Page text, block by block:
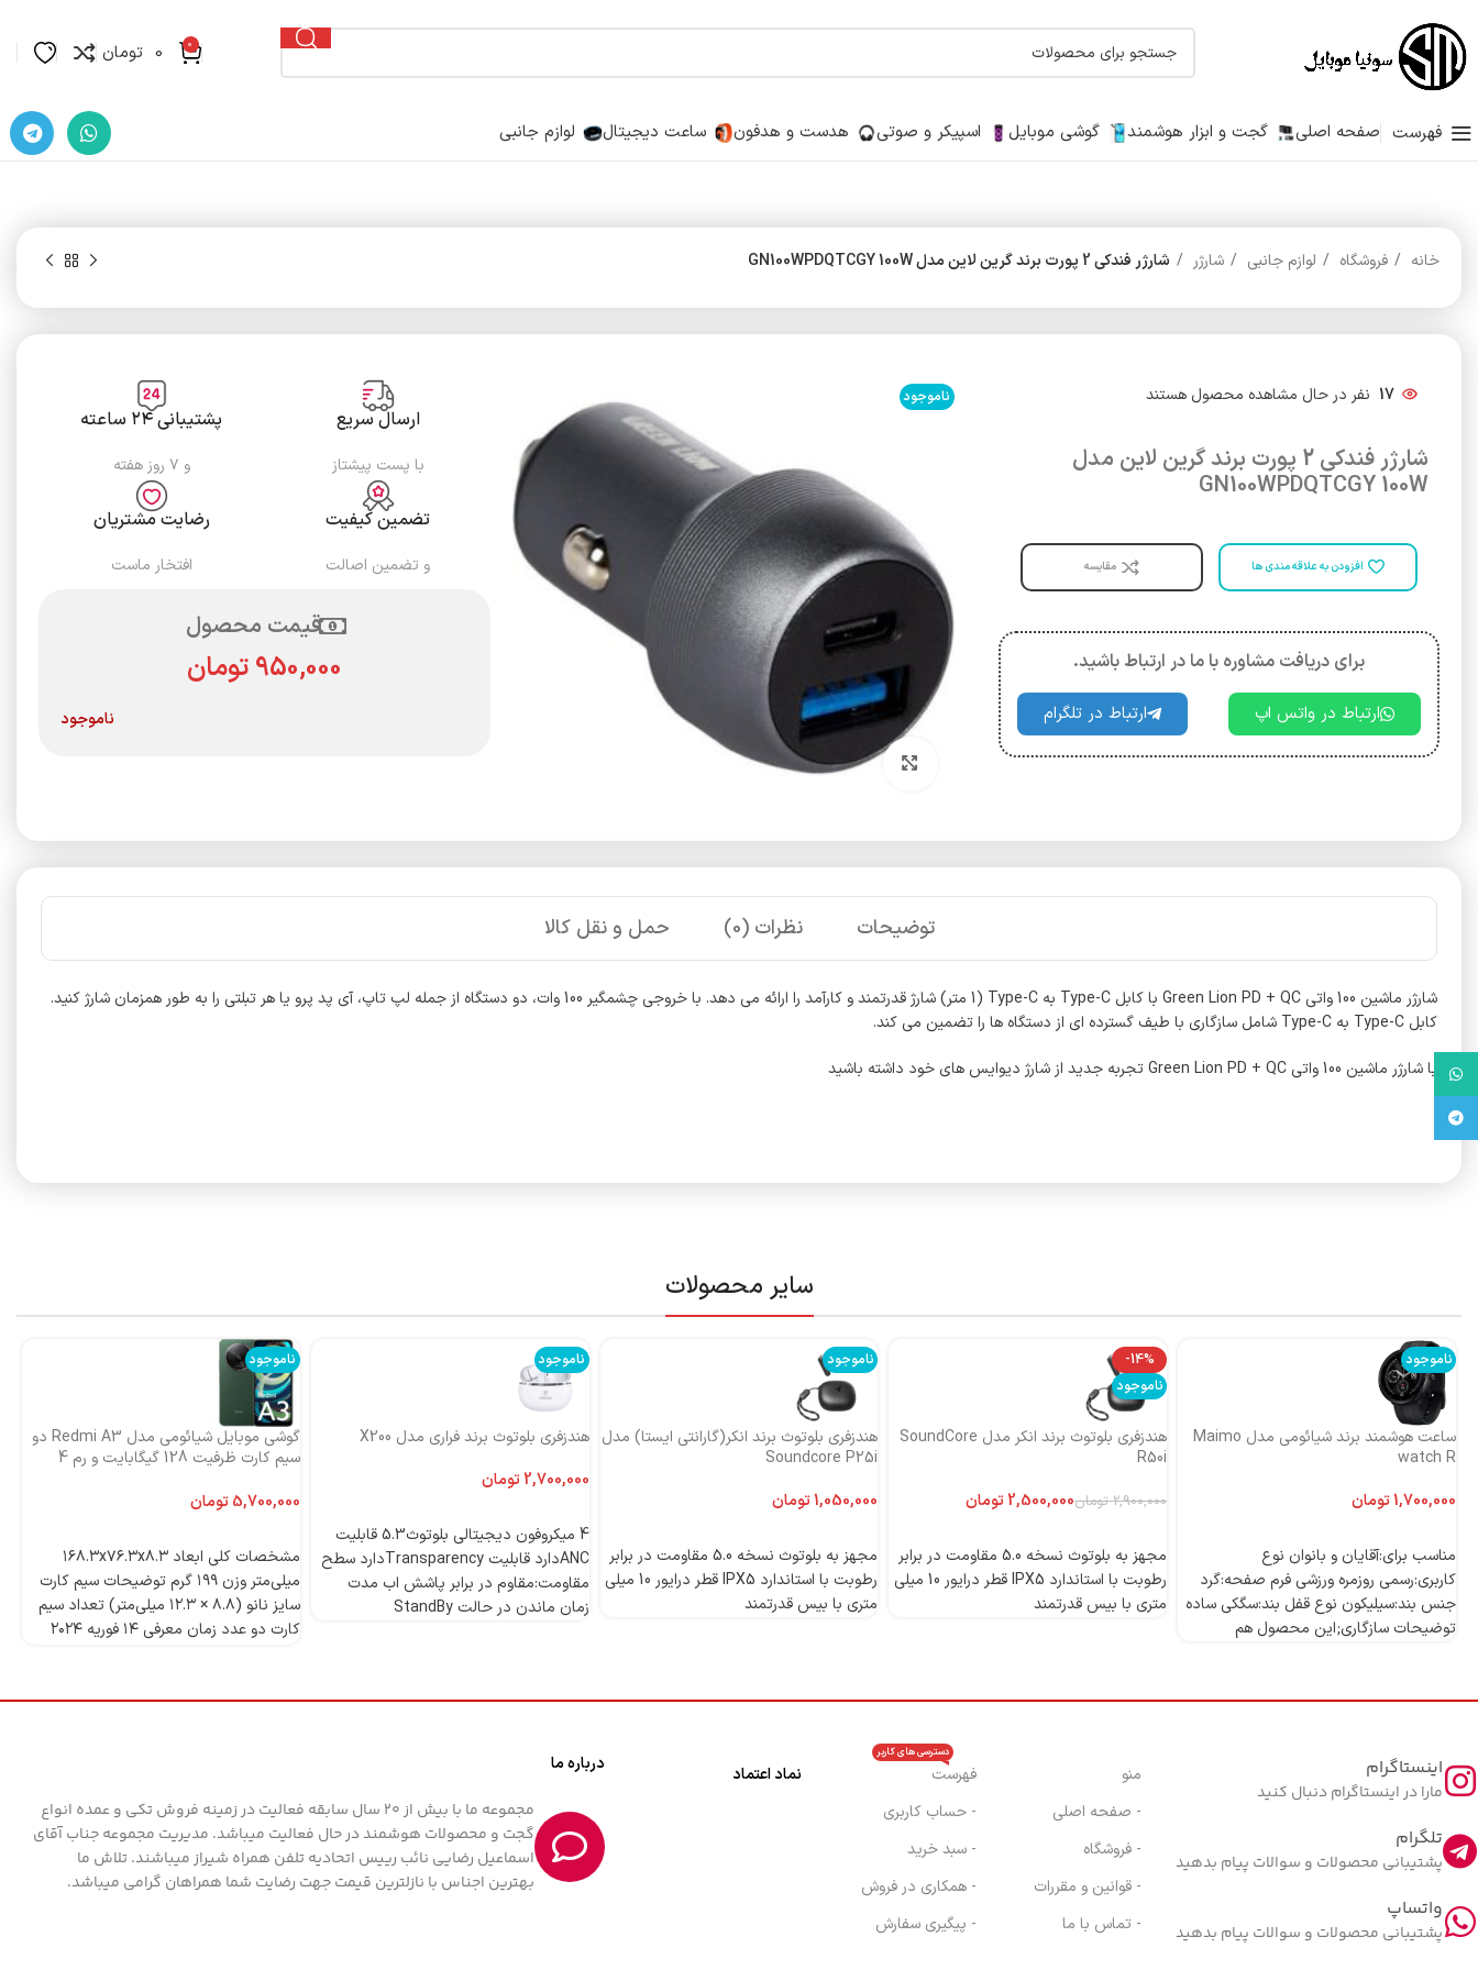
0
0 تومان
فهرست صفحه اصلی گجت و ابزار هوشمند گوشی موبایل اسپیکر و صوتی هدست و هدفون ساعت دیجیتال لوازم جانبی
خانه فروشگاه لوازم جانبی شارژر شارژر فندکی 2 پورت برند گرین لاین مدل GN100WPDQTCGY 100W
17 نفر در حال مشاهده محصول هستند
شارژر فندکی 2 پورت برند گرین لاین مدل
GN100WPDQTCGY 100W
افزودن به علاقه مندی ها مقایسه
برای دریافت مشاوره با ما در ارتباط باشید.
ارتباط در واتس اپ ارتباط در تلگرام
ناموجود
برای بزرگنمایی کلیک کنید
ارسال سریع
با پست پیشتاز
پشتیبانی ۲۴ ساعته
و ۷ روز هفته
تضمین کیفیت
و تضمین اصالت
رضایت مشتریان
افتخار ماست
قیمت محصول
تومان
ناموجود
توضیحات نظرات (0) حمل و نقل کالا
شارژر ماشین 100 واتی Green Lion PD + QC با کابل Type-C به Type-C (1 متر) شارژ قدرتمند و کارآمد را ارائه می دهد. با خروجی چشمگیر 100 وات، دو دستگاه از جمله لپ تاپ، آی پد پرو یا هر تبلتی را به طور همزمان شارژ کنید.
کابل Type-C به Type-C شامل سازگاری با طیف گسترده ای از دستگاه ها را تضمین می کند.
با شارژر ماشین 100 واتی Green Lion PD + QC تجربه جدید از شارژ دیوایس های خود داشته باشید
سایر محصولات
ناموجود
ساعت هوشمند برند شیائومی مدل Maimo
watch R
تومان
مناسب برای:آقایان و بانوان نوع
کاربری:رسمی روزمره ورزشی فرم صفحه:گرد
جنس بند:سیلیکون نوع قفل بند:سگکی ساده
توضیحات سازگاری;این محصول هم
-14%
ناموجود
هندزفری بلوتوث برند انکر مدل SoundCore
R50i
2,900,000 تومان2,500,000تومان
مجهز به بلوتوث نسخه 5.0 مقاومت در برابر
رطوبت با استاندارد IPX5 قطر درایور 10 میلی
متری با بیس قدرتمند
ناموجود
هندزفری بلوتوث برند انکر(گارانتی ایستا) مدل
Soundcore P25i
تومان
مجهز به بلوتوث نسخه 5.0 مقاومت در برابر
رطوبت با استاندارد IPX5 قطر درایور 10 میلی
متری با بیس قدرتمند
ناموجود
هندزفری بلوتوث برند فراری مدل X200
تومان
4 میکروفون دیجیتالی بلوتوث5.3 قابلیت
ANCدارد قابلیت Transparencyدارد سطح
مقاومت:مقاوم در برابر پاشش اب مدت
زمان ماندن در حالت StandBy
ناموجود
گوشی موبایل شیائومی مدل Redmi A3 دو
سیم کارت ظرفیت 128 گیگابایت و رم 4
تومان
مشخصات کلی ابعاد ۱۶۸.۳x۷۶.۳x۸.۳
میلی‌متر وزن ۱۹۹ گرم توضیحات سیم کارت
سایز نانو (۸.۸ × ۱۲.۳ میلی‌متر) تعداد سیم
کارت دو عدد زمان معرفی ۱۴ فوریه ۲۰۲۴
nm) پردازنده‌ مرکزی Octa-core (۴x۲.۲
GE۸۳۲۰ حافظه حافظه داخلی ۱۲۸ گیگابایت
مقدار RAM ۴ گیگابایت پشتیبانی از کارت
حافظه microSD استاندارد کارت حافظه
microSDXC توضیحات کارت حافظه جانبی
دارای اسلات مجزا صفحه نمایش فناوری
اینستاگرام
مارا در اینستاگرام دنبال کنید
تلگرام
پشتیبانی محصولات و سوالات پیام بدهید
واتساپ
پشتیبانی محصولات و سوالات پیام بدهید
منو
- صفحه اصلی
- فروشگاه
- قوانین و مقررات
- تماس با ما
فهرست
دسترسی های کاربر
- حساب کاربری
- سبد خرید
- همکاری در فروش
- پیگیری سفارش
نماد اعتماد درباره ما
مجموعه ما با بیش از 20 سال سابقه فعالیت در زمینه فروش تکی و عمده انواع
گجت و محصولات هوشمند در حال فعالیت میباشد. مدیریت مجموعه جناب آقای
اسماعیل رضایی نائب رییس اتحادیه تلفن همراه شیراز میباشند. تلاش ما
بهترین اجناس با نازلترین قیمت جهت رضایت شما همراهان گرامی میباشد.
واتس آپ